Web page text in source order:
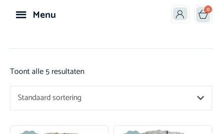
Menu 0
Toont alle 5 resultaten
Standaard sortering